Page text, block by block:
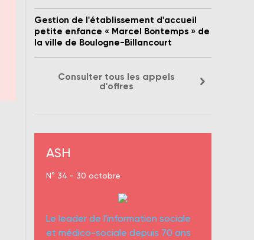
Gestion de l'établissement d'accueil
petite enfance « Marcel Bontemps » de
la ville de Boulogne-Billancourt
Consulter tous les appels
d'offres
ASH
N° 34 - 30 octobre
Le leader de l'information sociale
et médico-sociale depuis 70 ans